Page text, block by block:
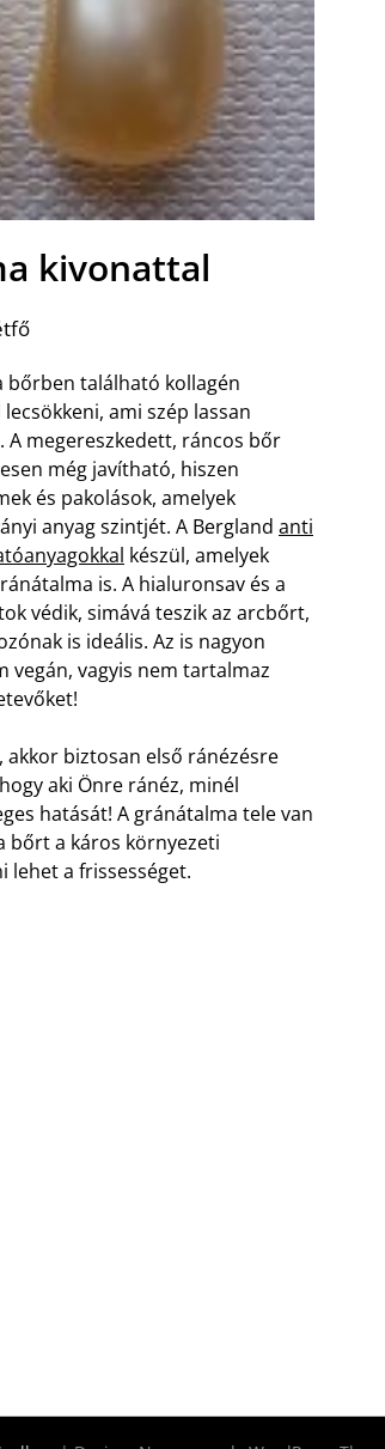
kivonattal
bőrben található kollagén
ami szép lassan
A megereszkedett, ráncos bőr
még javítható, hiszen
és pakolások, amelyek
anyag szintjét. A Bergland anti
készül, amelyek
is. A hialuronsav és a
védik, simává teszik az arcbőrt,
is ideális. Az is nagyon
vegán, vagyis nem tartalmaz
akkor biztosan első ránézésre
aki Önre ránéz, minél
hatását! A gránátalma tele van
bőrt a káros környezeti
lehet a frissességet.